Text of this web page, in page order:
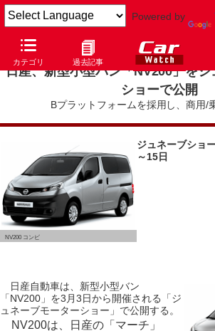
Powered by
カテゴリ 過去記事
日産、新型小型バン「NV200」を
ショーで公開
Bプラットフォームを採用し、商用/
NV200 コンビ
ジュネーブショ
～15日
日産自動車は、新型小型バン
「NV200」を3月3日から開催される「ジ
ュネーブモーターショー」で公開する。
NV200は、日産の「マーチ」